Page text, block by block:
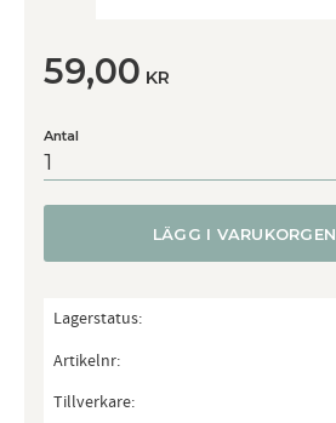
59,00 KR
Antal
LÄGG I VARUKORGEN
Lagerstatus
Artikelnr
Tillverkare